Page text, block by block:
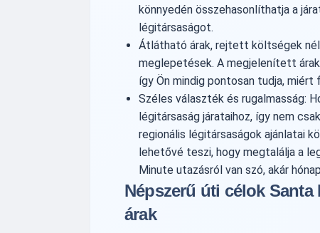
könnyedén összehasonlíthatja a
légitársaságot.
Átlátható árak, rejtett költségek
meglepetések. A megjelenített
így Ön mindig pontosan tudja,
Széles választék és rugalmasság:
légitársaság járataihoz, így nem
regionális légitársaságok ajánlatai
lehetővé teszi, hogy megtalálja a
Minute utazásról van szó, akár
Népszerű úti célok
árak